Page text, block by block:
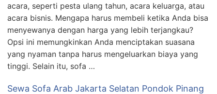
acara, seperti pesta ulang tahun, acara keluarga, atau
acara bisnis. Mengapa harus membeli ketika Anda bisa
menyewanya dengan harga yang lebih terjangkau?
Opsi ini memungkinkan Anda menciptakan suasana
yang nyaman tanpa harus mengeluarkan biaya yang
tinggi. Selain itu, sofa …
Sewa Sofa Arab Jakarta Selatan Pondok Pinang